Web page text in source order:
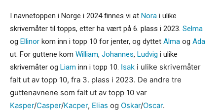
I navnetoppen i Norge i 2024 finnes vi at Nora i ulike
skrivemåter til topps, etter ha vært på 6. plass i 2023. Selma
og Ellinor kom inn i topp 10 for jenter, og dyttet Alma og Ada
ut. For guttene kom William, Johannes, Ludvig i ulike
skrivemåter og Liam inn i topp 10. Isak i ulike skrivemåter
falt ut av topp 10, fra 3. plass i 2023. De andre tre
guttenavnene som falt ut av topp 10 var
Kasper/Casper/Kacper, Elias og Oskar/Oscar.